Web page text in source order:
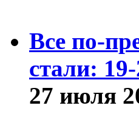
Все по-
стали:
27 июля